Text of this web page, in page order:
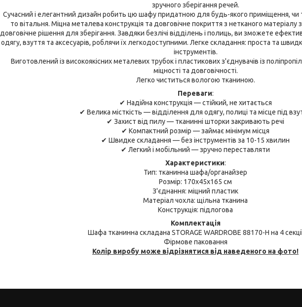
зручного зберігання речей.
Сучасний і елегантний дизайн робить цю шафу придатною для будь-якого приміщення, чи
то вітальня. Міцна металева конструкція та довговічне покриття з нетканого матеріалу
довговічне рішення для зберігання. Завдяки безлічі відділень і полиць, ви зможете
одягу, взуття та аксесуарів, роблячи їх легкодоступними. Легке складання: проста та
інструментів.
Виготовлений із високоякісних металевих трубок і пластикових з'єднувачів із
міцності та довговічності.
Легко чиститься вологою тканиною.
Переваги:
✔ Надійна конструкція — стійкий, не хитається
✔ Велика місткість — відділення для одягу, полиці та місце під
✔ Захист від пилу — тканинні шторки закривають речі
✔ Компактний розмір — займає мінімум місця
✔ Швидке складання — без інструментів за 10-15 хвилин
✔ Легкий і мобільний — зручно переставляти
Характеристики:
Тип: тканинна шафа/органайзер
Розмір: 170x45x165 см
З'єднання: міцний пластик
Матеріал чохла: щільна тканина
Конструкція: підлогова
Комплектація
Шафа тканинна складана STORAGE WARDROBE 88170-H на 4
Фірмове паковання
Колір виробу може відрізнятися від наведеного на фото!